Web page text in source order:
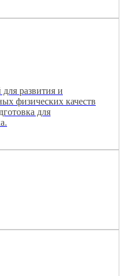
развития и
физических качеств
для